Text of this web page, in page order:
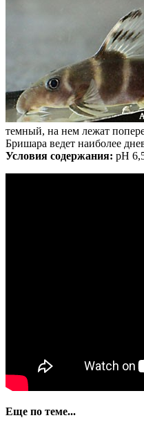
темный, на нем лежат
Бришара ведет наиболее
Условия содержания: рН
Еще по теме...